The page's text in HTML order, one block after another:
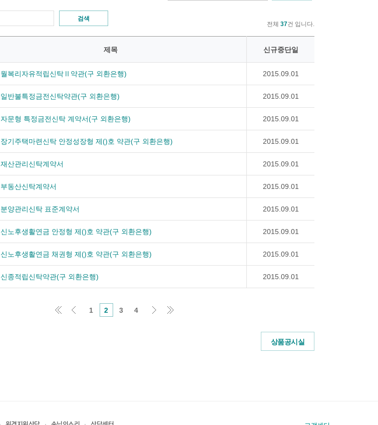
검색
전체 37건 입니다.
제목 신규중단일
월복리자유적립신탁Ⅱ약관(구 외환은행) 2015.09.01
일반불특정금전신탁약관(구 외환은행) 2015.09.01
자문형 특정금전신탁 계약서(구 외환은행) 2015.09.01
장기주택마련신탁 안정성장형 제()호 약관(구 외환은행) 2015.09.01
재산관리신탁계약서 2015.09.01
부동산신탁계약서 2015.09.01
분양관리신탁 표준계약서 2015.09.01
신노후생활연금 안정형 제()호 약관(구 외환은행) 2015.09.01
신노후생활연금 채권형 제()호 약관(구 외환은행) 2015.09.01
신종적립신탁약관(구 외환은행) 2015.09.01
1 2 3 4
상품공시실